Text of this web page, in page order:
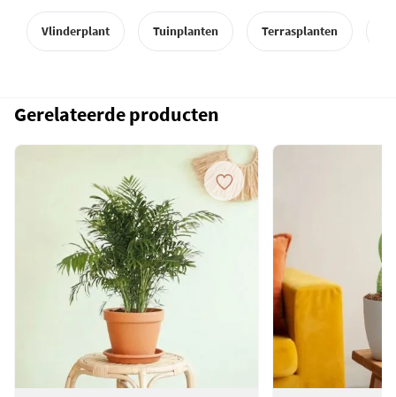
Vlinderplant Tuinplanten Terrasplanten
Gerelateerde producten